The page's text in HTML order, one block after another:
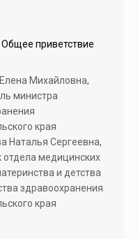
приветствие
Михайловна,
министра
края
Наталья Сергеевна,
отдела медицинских
и детства
здравоохранения
края